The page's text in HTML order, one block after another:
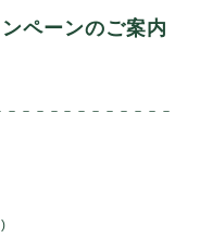
ペーンのご案内
－－－－－－－－－－－